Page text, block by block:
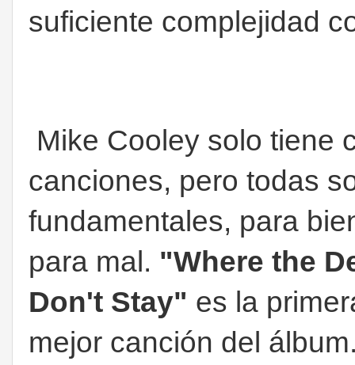
suficiente complejidad
Mike Cooley solo tiene
canciones, pero todas
fundamentales, para
para mal. "Where the
Don't Stay" es la
mejor canción del